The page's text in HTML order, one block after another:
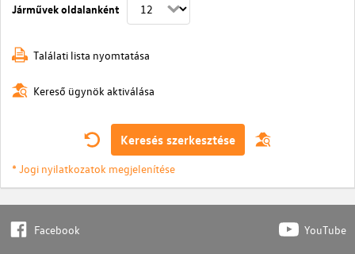
Járművek oldalanként
Találati lista nyomtatása
Kereső ügynök aktiválása
Keresés szerkesztése
* Jogi nyilatkozatok megjelenítése
Facebook YouTube